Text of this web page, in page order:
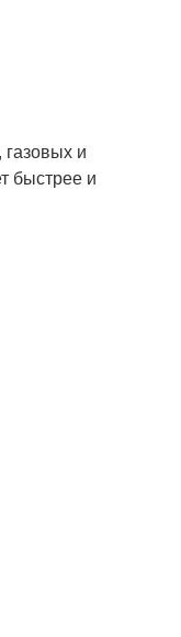
газовых и
быстрее и